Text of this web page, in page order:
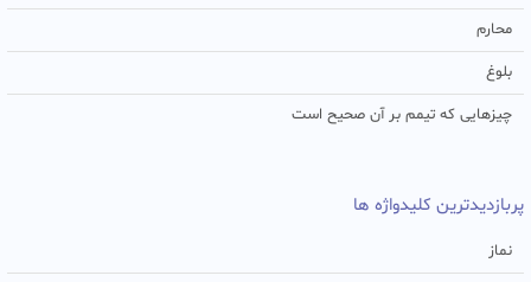
محارم
بلوغ
چیزهایی که تیمم بر آن صحیح است
پربازدیدترین کلیدواژه ها
نماز